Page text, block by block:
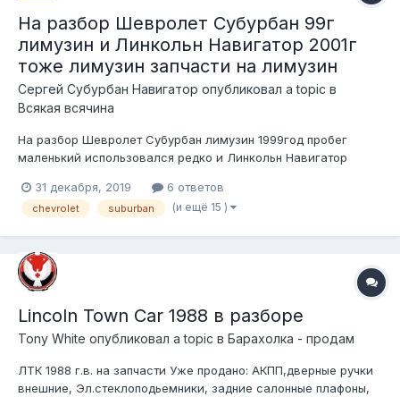
На разбор Шевролет Субурбан 99г
лимузин и Линкольн Навигатор 2001г
тоже лимузин запчасти на лимузин
Сергей Субурбан Навигатор опубликовал a topic в
Всякая всячина
На разбор Шевролет Субурбан лимузин 1999год пробег
маленький использовался редко и Линкольн Навигатор
в хорошем состоянии двери крылья ржавчины нет. Еще есть
двигатель турбодизель 6.5 от Хаммер Н-1, КПП и мост в
31 декабря, 2019 6 ответов
chevrolet suburban (и ещё 15 )
Lincoln Town Car 1988 в разборе
Tony White опубликовал a topic в Барахолка - продам
ЛТК 1988 г.в. на запчасти Уже продано: АКПП,дверные ручки
внешние, Эл.стеклоподьемники, задние салонные плафоны,